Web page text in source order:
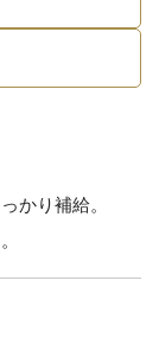
かり補給。